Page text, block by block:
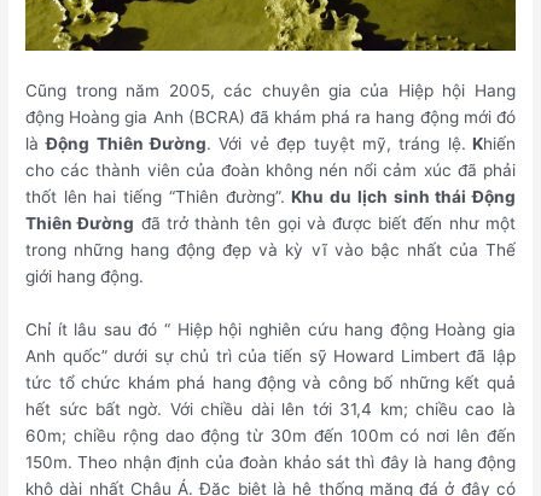
Cũng trong năm 2005, các chuyên gia của Hiệp hội Hang
động Hoàng gia Anh (BCRA) đã khám phá ra hang động mới đó
làĐộng Thiên Đường. Với vẻ đẹp tuyệt mỹ, tráng lệ. Khiến
cho các thành viên của đoàn không nén nổi cảm xúc đã phải
thốt lên hai tiếng “Thiên đường”.Khu du lịch sinh thái Động
Thiên Đường đã trở thành tên gọi và được biết đến như một
trong những hang động đẹp và kỳ vĩ vào bậc nhất của Thế
giới hang động.
Chỉ ít lâu sau đó “ Hiệp hội nghiên cứu hang động Hoàng gia
Anh quốc” dưới sự chủ trì của tiến sỹ Howard Limbert đã lập
tức tổ chức khám phá hang động và công bố những kết quả
hết sức bất ngờ. Với chiều dài lên tới 31,4 km; chiều cao là
60m; chiều rộng dao động từ 30m đến 100m có nơi lên đến
150m. Theo nhận định của đoàn khảo sát thì đây là hang động
khô dài nhất Châu Á. Đặc biệt là hệ thống măng đá ở đây có